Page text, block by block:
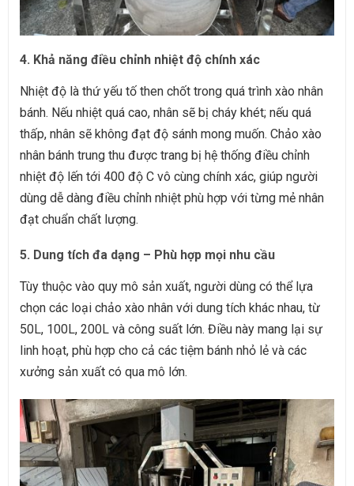
4. Khả năng điều chỉnh nhiệt độ chính xác
Nhiệt độ là thứ yếu tố then chốt trong quá trình xào nhân
bánh. Nếu nhiệt quá cao, nhân sẽ bị cháy khét; nếu quá
thấp, nhân sẽ không đạt độ sánh mong muốn. Chảo xào
nhân bánh trung thu được trang bị hệ thống điều chỉnh
nhiệt độ lến tới 400 độ C vô cùng chính xác, giúp người
dùng dễ dàng điều chỉnh nhiệt phù hợp với từng mẻ nhân
đạt chuẩn chất lượng.
5. Dung tích đa dạng – Phù hợp mọi nhu cầu
Tùy thuộc vào quy mô sản xuất, người dùng có thể lựa
chọn các loại chảo xào nhân với dung tích khác nhau, từ
50L, 100L, 200L và công suất lớn. Điều này mang lại sự
linh hoạt, phù hợp cho cả các tiệm bánh nhỏ lẻ và các
xưởng sản xuất có qua mô lớn.